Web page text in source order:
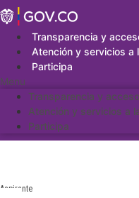
Saltar
al
contenidoTransparencia y
Atención y servicios a
Participa
Menu
Transparencia y
Atención y servicios a
Participa
Aspirante